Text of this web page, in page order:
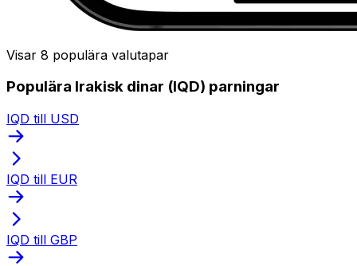
Visar 8 populära valutapar
Populära Irakisk dinar (IQD) parningar
IQD till USD
IQD till EUR
IQD till GBP